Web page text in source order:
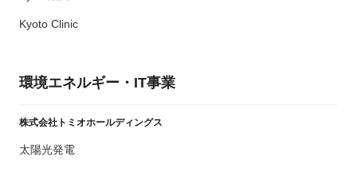
Kyoto Clinic
環境エネルギー・IT事業
株式会社トミオホールディングス
太陽光発電